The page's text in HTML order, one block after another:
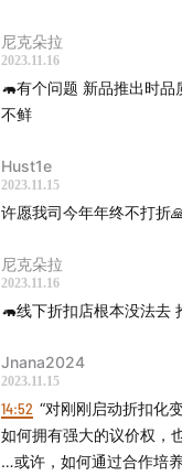
尼克朵拉
2023.11.16
🦛有个问题 新品推出时
不鲜
Hust1e
2023.11.15
许愿我司今年年终不打折
尼克朵拉
2023.11.16
🦛线下折扣店根本没法去
Jnana2024
2023.11.15
14:52 “对刚刚启动折扣化
如何拥有强大的议价权，
…或许，如何通过合作培